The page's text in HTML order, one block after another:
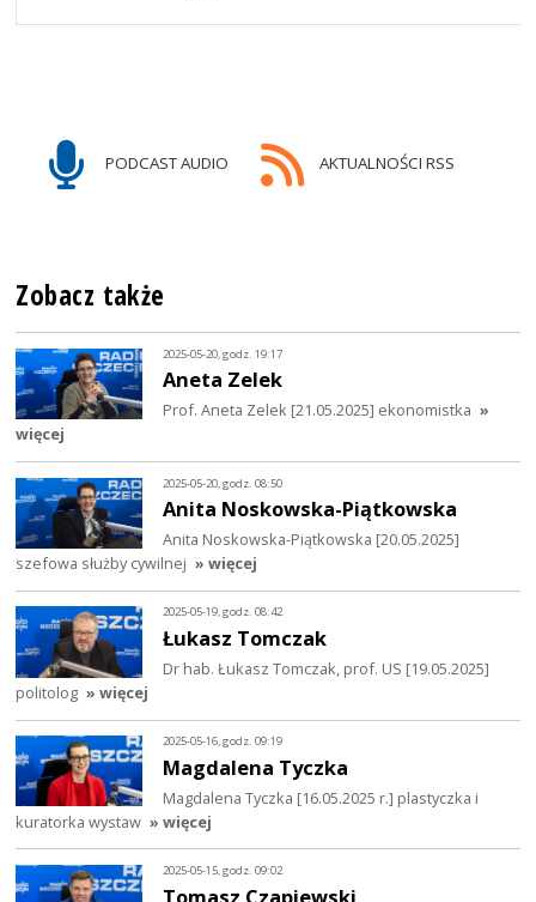
PODCAST AUDIO AKTUALNOŚCI RSS
Zobacz także
2025-05-20, godz. 19:17
Aneta Zelek
Prof. Aneta Zelek [21.05.2025] ekonomistka »
więcej
2025-05-20, godz. 08:50
Anita Noskowska-Piątkowska
Anita Noskowska-Piątkowska [20.05.2025]
szefowa służby cywilnej » więcej
2025-05-19, godz. 08:42
Łukasz Tomczak
Dr hab. Łukasz Tomczak, prof. US [19.05.2025]
politolog » więcej
2025-05-16, godz. 09:19
Magdalena Tyczka
Magdalena Tyczka [16.05.2025 r.] plastyczka i
kuratorka wystaw » więcej
2025-05-15, godz. 09:02
Tomasz Czapiewski